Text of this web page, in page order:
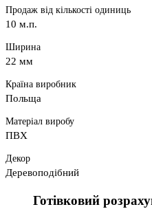
Продаж від кількості одиниць
10 м.п.
Ширина
22 мм
Країна виробник
Польща
Матеріал виробу
ПВХ
Декор
Деревоподібний
Готівковий